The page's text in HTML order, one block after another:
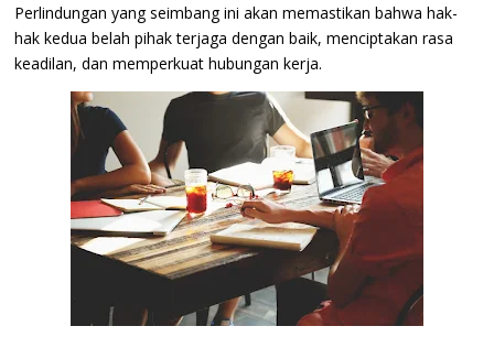
Perlindungan yang seimbang ini akan memastikan bahwa hak-
hak kedua belah pihak terjaga dengan baik, menciptakan rasa
keadilan, dan memperkuat hubungan kerja.